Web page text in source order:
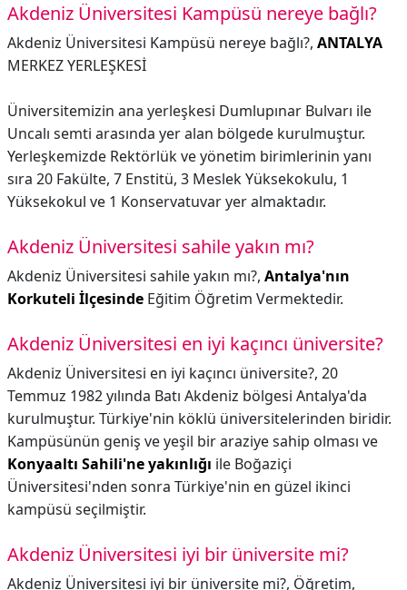
Akdeniz Üniversitesi Kampüsü nereye bağlı?
Akdeniz Üniversitesi Kampüsü nereye bağlı?, ANTALYA
MERKEZ YERLEŞKESİ
Üniversitemizin ana yerleşkesi Dumlupınar Bulvarı ile
Uncalı semti arasında yer alan bölgede kurulmuştur.
Yerleşkemizde Rektörlük ve yönetim birimlerinin yanı
sıra 20 Fakülte, 7 Enstitü, 3 Meslek Yüksekokulu, 1
Yüksekokul ve 1 Konservatuvar yer almaktadır.
Akdeniz Üniversitesi sahile yakın mı?
Akdeniz Üniversitesi sahile yakın mı?, Antalya'nın
Korkuteli İlçesinde Eğitim Öğretim Vermektedir.
Akdeniz Üniversitesi en iyi kaçıncı üniversite?
Akdeniz Üniversitesi en iyi kaçıncı üniversite?, 20
Temmuz 1982 yılında Batı Akdeniz bölgesi Antalya'da
kurulmuştur. Türkiye'nin köklü üniversitelerinden biridir.
Kampüsünün geniş ve yeşil bir araziye sahip olması ve
Konyaaltı Sahili'ne yakınlığı ile Boğaziçi
Üniversitesi'nden sonra Türkiye'nin en güzel ikinci
kampüsü seçilmiştir.
Akdeniz Üniversitesi iyi bir üniversite mi?
Akdeniz Üniversitesi iyi bir üniversite mi?, Öğretim,